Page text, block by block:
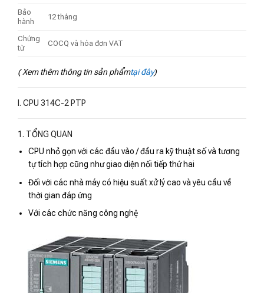
Bảo
hành
12 tháng
Chứng
từ
COCQ và hóa đơn VAT
( Xem thêm thông tin sản phẩmtại đây)
I. CPU 314C-2 PTP
1. TỔNG QUAN
CPU nhỏ gọn với các đầu vào / đầu ra kỹ thuật số và tương
tự tích hợp cũng như giao diện nối tiếp thứ hai
Đối với các nhà máy có hiệu suất xử lý cao và yêu cầu về
thời gian đáp ứng
Với các chức năng công nghệ